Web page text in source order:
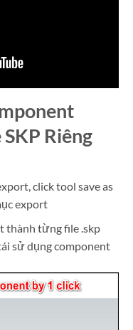
Riêng
click tool save as
export
thành từng file .skp
sử dụng component